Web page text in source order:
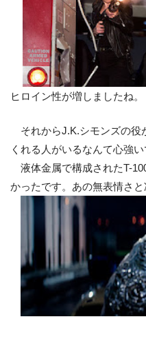
ヒロイン性が増しましたね。
それからJ.K.シモンズの役
くれる人がいるなんて心強い
液体金属で構成されたT-
かったです。あの無表情さと